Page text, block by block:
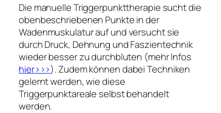
Die manuelle Triggerpunkttherapie sucht die
obenbeschriebenen Punkte in der
Wadenmuskulatur auf und versucht sie
durch Druck, Dehnung und Faszientechnik
wieder besser zu durchbluten (mehr Infos
hier>>>). Zudem können dabei Techniken
gelernt werden, wie diese
Triggerpunktareale selbst behandelt
werden.